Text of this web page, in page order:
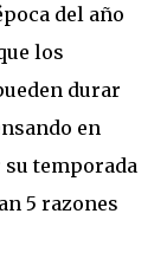
del año
los
durar
en
su temporada
5 razones